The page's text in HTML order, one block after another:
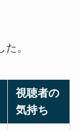
。
視聴者の
気持ち